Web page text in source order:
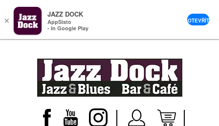
×
JAZZ DOCK
AppSisto
- In Google Play
OTEVŘÍT